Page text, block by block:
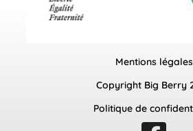
Mentions légales
Copyright Big Berry
Politique de